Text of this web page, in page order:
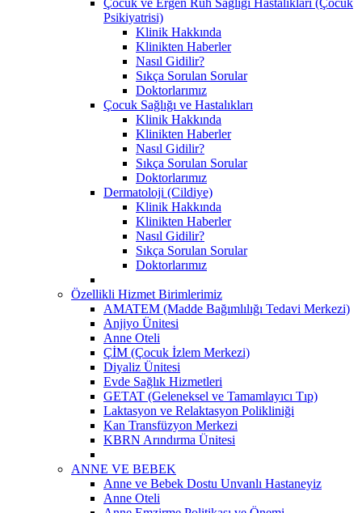
Psikiyatrisi)
Klinik Hakkında
Klinikten Haberler
Nasıl Gidilir?
Sıkça Sorulan Sorular
Doktorlarımız
Çocuk Sağlığı ve Hastalıkları
Klinik Hakkında
Klinikten Haberler
Nasıl Gidilir?
Sıkça Sorulan Sorular
Doktorlarımız
Dermatoloji (Cildiye)
Klinik Hakkında
Klinikten Haberler
Nasıl Gidilir?
Sıkça Sorulan Sorular
Doktorlarımız
Özellikli Hizmet Birimlerimiz
AMATEM (Madde Bağımlılığı Tedavi Merkezi)
Anjiyo Ünitesi
Anne Oteli
ÇİM (Çocuk İzlem Merkezi)
Diyaliz Ünitesi
Evde Sağlık Hizmetleri
GETAT (Geleneksel ve Tamamlayıcı Tıp)
Laktasyon ve Relaktasyon Polikliniği
Kan Transfüzyon Merkezi
KBRN Arındırma Ünitesi
ANNE VE BEBEK
Anne ve Bebek Dostu Unvanlı Hastaneyiz
Anne Oteli